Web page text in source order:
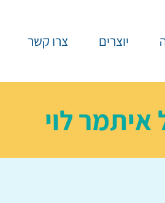
יוצרים צרו קשר
לוי